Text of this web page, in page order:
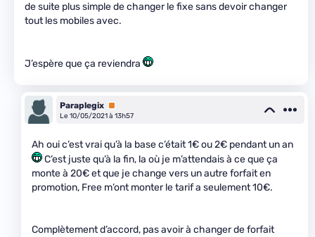
de suite plus simple de changer le fixe sans devoir changer
tout les mobiles avec.
J’espère que ça reviendra
Paraplegix Premium
Le 10/05/2021 à 13h57
Ah oui c’est vrai qu’à la base c’était 1€ ou 2€ pendant un an
C’est juste qu’à la fin, la où je m’attendais à ce que ça
monte à 20€ et que je change vers un autre forfait en
promotion, Free m’ont monter le tarif a seulement 10€.
Complètement d’accord, pas avoir à changer de forfait